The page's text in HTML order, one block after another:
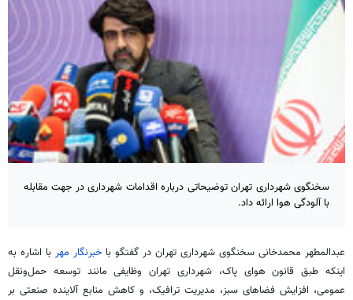
سخنگوی شهرداری تهران توضیحاتی درباره اقدامات شهرداری در جهت مقابله
با آلودگی هوا ارائه داد.
عبدالمطهر محمدخانی سخنگوی شهرداری تهران در گفتگو با خبرنگار مهر با اشاره به
اینکه طبق قانون هوای پاک، شهرداری تهران وظایفی مانند توسعه حمل‌ونقل
عمومی، افزایش فضاهای سبز، مدیریت ترافیک، و کاهش منابع آلاینده صنعتی بر